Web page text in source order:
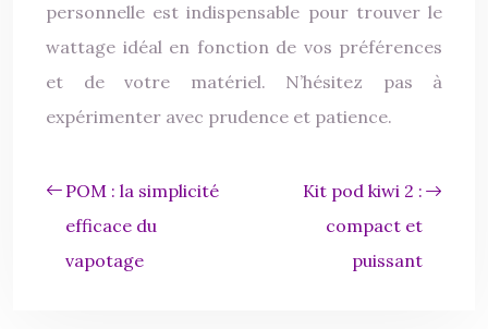
personnelle est indispensable pour trouver le
wattage idéal en fonction de vos préférences
et de votre matériel. N’hésitez pas à
expérimenter avec prudence et patience.
POM : la simplicité
efficace du
vapotage
Kit pod kiwi 2 :
compact et
puissant